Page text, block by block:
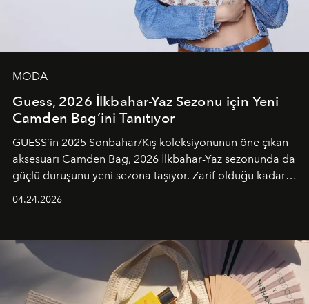
MODA
Guess, 2026 İlkbahar-Yaz Sezonu için Yeni
Camden Bag’ini Tanıtıyor
GUESS’in 2025 Sonbahar/Kış koleksiyonunun öne çıkan
aksesuarı Camden Bag, 2026 İlkbahar-Yaz sezonunda da
güçlü duruşunu yeni sezona taşıyor. Zarif olduğu kadar
04.24.2026